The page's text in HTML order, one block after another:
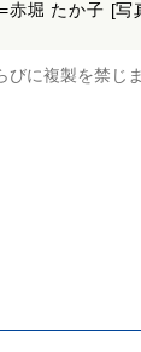
赤堀 たか子 [写
に複製を禁じ